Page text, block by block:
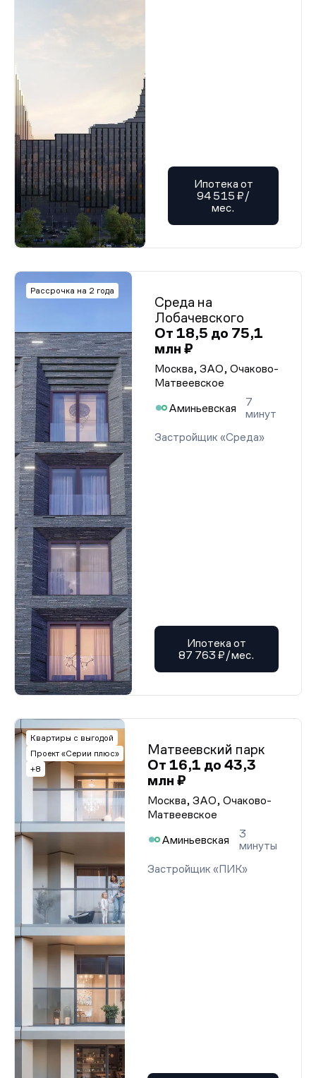
Ипотека от
94 515 ₽/
мес.
Рассрочка на 2 года
Среда на
Лобачевского
От 18,5 до 75,1
млн ₽
Москва, ЗАО, Очаково-
Матвеевское
Аминьевская
7
минут
Застройщик «Среда»
Ипотека от
87 763 ₽/мес.
Квартиры с выгодой
Проект «Серии плюс»
+8
Матвеевский парк
От 16,1 до 43,3
млн ₽
Москва, ЗАО, Очаково-
Матвеевское
Аминьевская
3
минуты
Застройщик «ПИК»